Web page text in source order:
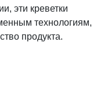
эти креветки
технологиям,
продукта.